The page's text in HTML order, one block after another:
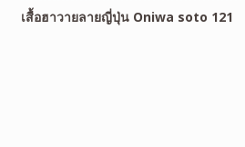
เสื้อฮาวายลายญี่ปุ่น Oniwa soto 121